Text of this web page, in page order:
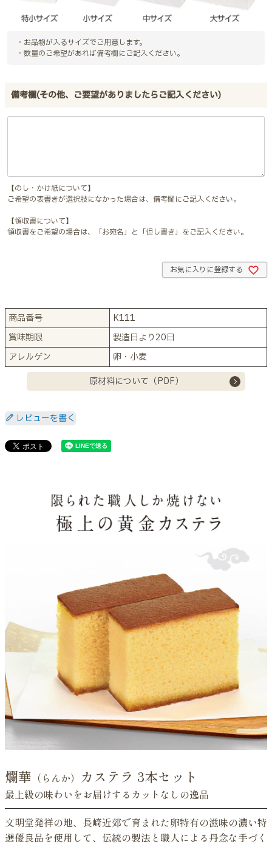
・お品物が入るサイズでご用意します。
・数量のご希望があれば備考欄にご記入ください。
備考欄(その他、ご要望がありましたらご記入ください)
【のし・かけ紙について】
ご希望の表書きが選択肢になかった場合は、備考欄にご記入ください。
【領収書について】
領収書をご希望の場合は、「お宛名」と「但し書き」をご記入ください。
お気に入りに登録する
商品番号
K111
賞味期限
製造日より20日
アレルゲン
卵・小麦
原材料について（PDF）
レビューを書く
爛華 （らんか） カステラ 3本セット
最上級の味わいをお届けするカットなしの逸品
文明堂発祥の地、長崎近郊で育まれた卵特有の滋味の濃い特
選優良品を使用して、伝統の製法と職人による丹念な手づく